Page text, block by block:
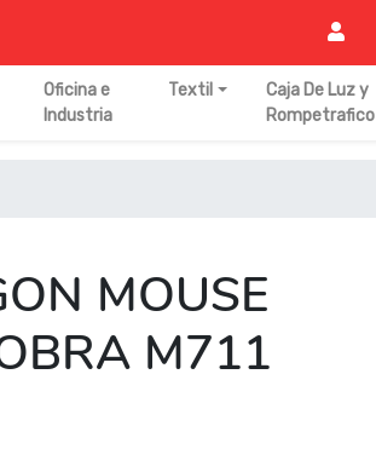
Oficina e
Industria
Textil
Caja De Luz y
Rompetrafico
MOUSE
M711